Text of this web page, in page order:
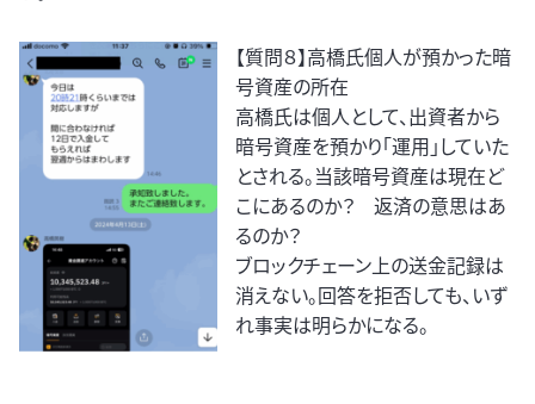
【質問８】高橋氏個人が預かった暗
号資産の所在
高橋氏は個人として、出資者から
暗号資産を預かり「運用」していた
とされる。当該暗号資産は現在ど
こにあるのか？ 返済の意思はあ
るのか？
ブロックチェーン上の送金記録は
消えない。回答を拒否しても、いず
れ事実は明らかになる。